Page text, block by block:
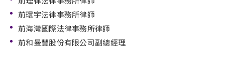
前環宇法律事務所律師
前海灣國際法律事務所律師
前和曼豐股份有限公司副總經理